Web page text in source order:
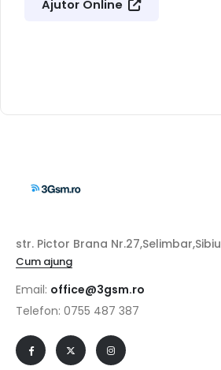
Ajutor Online
str. Pictor Brana Nr.27,Selimbar,Sibiu
Cum ajung
Email: office@3gsm.ro
Telefon: 0755 487 387